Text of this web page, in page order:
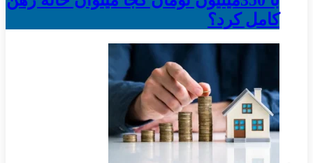
کامل کرد؟